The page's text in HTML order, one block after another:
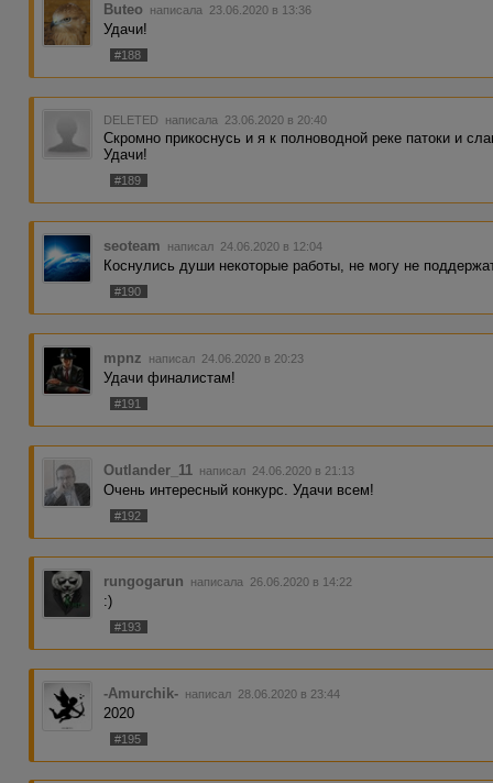
Buteo написала 23.06.2020 в 13:36
Удачи!
#188
DELETED написала 23.06.2020 в 20:40
Скромно прикоснусь и я к полноводной реке патоки и
Удачи!
#189
seoteam написал 24.06.2020 в 12:04
Коснулись души некоторые работы, не могу не
#190
mpnz написал 24.06.2020 в 20:23
Удачи финалистам!
#191
Outlander_11 написал 24.06.2020 в 21:13
Очень интересный конкурс. Удачи всем!
#192
rungogarun написала 26.06.2020 в 14:22
:)
#193
-Amurchik- написал 28.06.2020 в 23:44
2020
#195